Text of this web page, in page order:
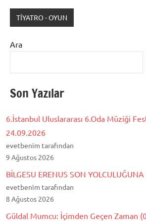
TİYATRO - OYUN
Ara
Son Yazılar
6.İstanbul Uluslararası 6.Oda Müziği
24.09.2026
evetbenim tarafından
9 Ağustos 2026
BİLGESU ERENUS SON
evetbenim tarafından
8 Ağustos 2026
Güldal Mumcu: İçimden Geçen Zaman